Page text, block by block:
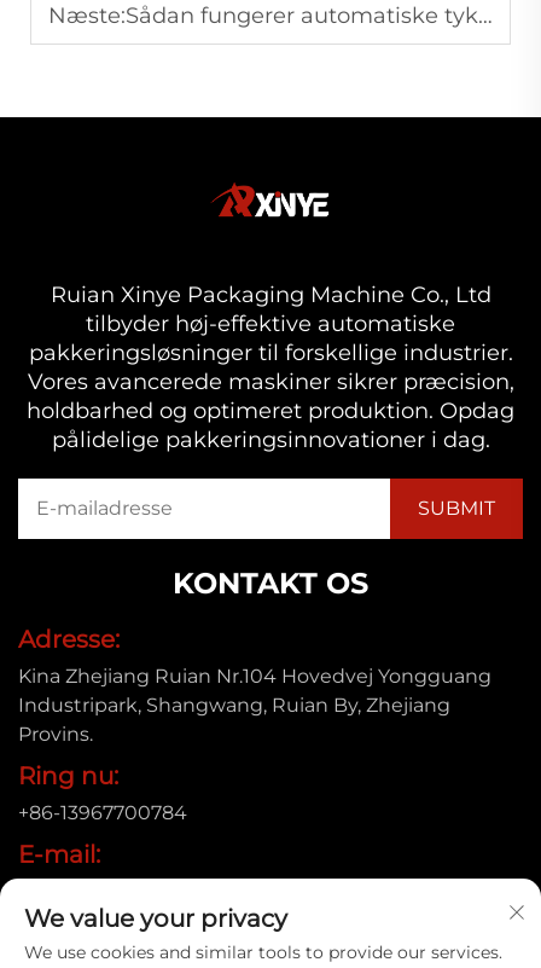
Næste:Sådan fungerer automatiske tykkelsesstyringssystemer i filmblæsemaskiner
Ruian Xinye Packaging Machine Co., Ltd
tilbyder høj-effektive automatiske
pakkeringsløsninger til forskellige industrier.
Vores avancerede maskiner sikrer præcision,
holdbarhed og optimeret produktion. Opdag
pålidelige pakkeringsinnovationer i dag.
KONTAKT OS
Adresse:
Kina Zhejiang Ruian Nr.104 Hovedvej Yongguang
Industripark, Shangwang, Ruian By, Zhejiang
Provins.
Ring nu:
+86-13967700784
E-mail:
We value your privacy
We use cookies and similar tools to provide our services.